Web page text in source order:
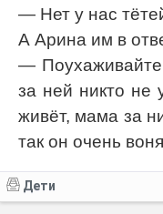
— Нет у нас
А Арина им в
— Поухаживайте
за ней никто не
живёт, мама за
так он очень
Дети